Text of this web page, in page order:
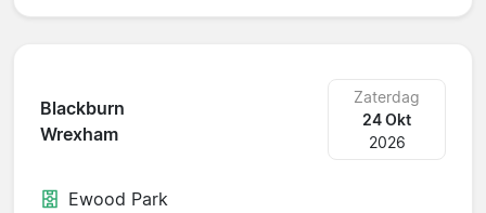
Blackburn
Wrexham
Zaterdag
24 Okt
2026
Ewood Park